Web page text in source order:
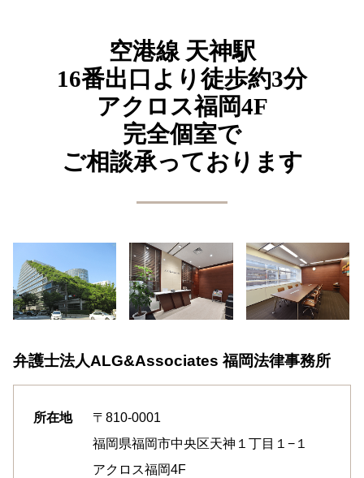
空港線 天神駅
16番出口より徒歩約3分
アクロス福岡4F
完全個室で
ご相談承っております
弁護士法人ALG&Associates福岡法律事務所
所在地
〒810-0001
福岡県福岡市中央区天神１丁目１−１
アクロス福岡4F